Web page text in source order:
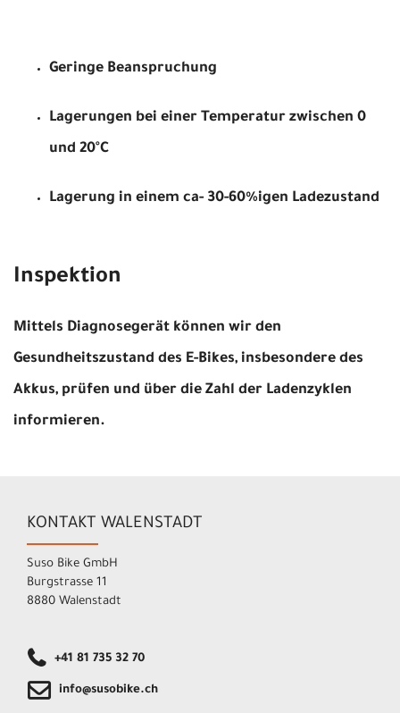
Geringe Beanspruchung
Lagerungen bei einer Temperatur zwischen 0
und 20°C
Lagerung in einem ca- 30-60%igen Ladezustand
Inspektion
Mittels Diagnosegerät können wir den
Gesundheitszustand des E-Bikes, insbesondere des
Akkus, prüfen und über die Zahl der Ladenzyklen
informieren.
KONTAKT WALENSTADT
Suso Bike GmbH
Burgstrasse 11
8880 Walenstadt
+41 81 735 32 70
info@susobike.ch